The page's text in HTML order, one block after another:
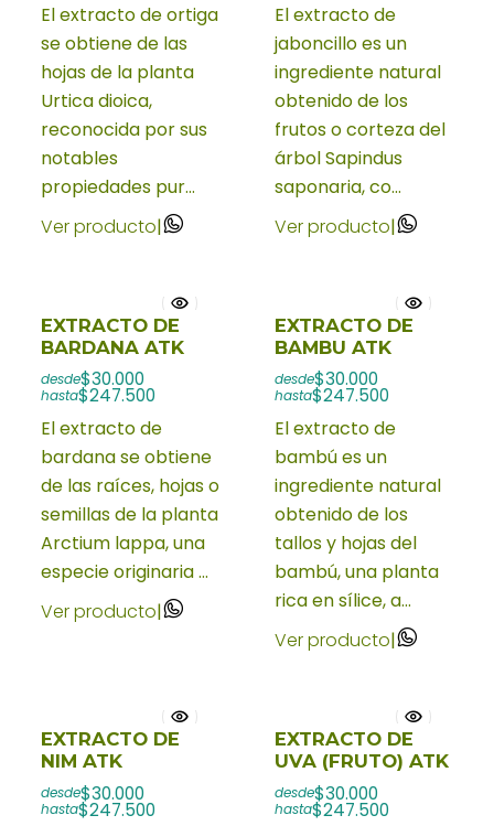
El extracto de ortiga
se obtiene de las
hojas de la planta
Urtica dioica,
reconocida por sus
notables
propiedades pur...
Ver producto|
El extracto de
jaboncillo es un
ingrediente natural
obtenido de los
frutos o corteza del
árbol Sapindus
saponaria, co...
Ver producto|
EXTRACTO DE
BARDANA ATK
desde$30.000
hasta$247.500
El extracto de
bardana se obtiene
de las raíces, hojas o
semillas de la planta
Arctium lappa, una
especie originaria ...
Ver producto|
EXTRACTO DE
BAMBU ATK
desde$30.000
hasta$247.500
El extracto de
bambú es un
ingrediente natural
obtenido de los
tallos y hojas del
bambú, una planta
rica en sílice, a...
Ver producto|
EXTRACTO DE
NIM ATK
desde$30.000
hasta$247.500
EXTRACTO DE
UVA (FRUTO) ATK
desde$30.000
hasta$247.500